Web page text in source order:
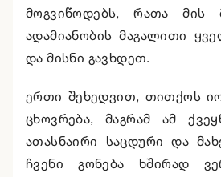
მოგვიწოდებს, რათა მის
ადამიანობის მაგალითი
და მისნი გავხდეთ.
ერთი შეხედვით, თითქოს
ცხოვრება, მაგრამ ამ
ათასნაირი საცდური და
ჩვენი გონება ხშირად